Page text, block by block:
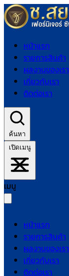
หน้าแรก
รายการสินค้า
ผลงานของเรา
เกี่ยวกับเรา
ติดต่อเรา
ค้นหา
เปิดเมนู
เมนู
หน้าแรก
รายการสินค้า
ผลงานของเรา
เกี่ยวกับเรา
ติดต่อเรา